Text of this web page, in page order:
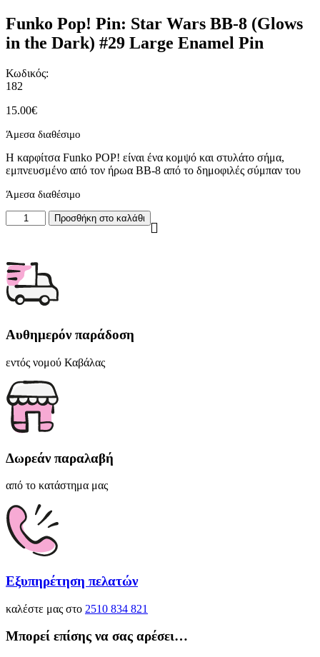
Funko Pop! Pin: Star Wars BB-8 (Glows
in the Dark) #29 Large Enamel Pin
Κωδικός:
182
15.00€
Άμεσα διαθέσιμο
Η καρφίτσα Funko POP! είναι ένα κομψό και στυλάτο σήμα,
εμπνευσμένο από τον ήρωα BB-8 από το δημοφιλές σύμπαν του
Άμεσα διαθέσιμο
Funko
Pop!
Wars
BB-
8
(Glows
the
Large
Enamel
Pin
ποσότητα
Προσθήκη στο καλάθι
Αυθημερόν παράδοση
εντός νομού Καβάλας
Δωρεάν παραλαβή
από το κατάστημα μας
Εξυπηρέτηση πελατών
καλέστε μας στο 2510 834 821
Μπορεί επίσης να σας αρέσει…